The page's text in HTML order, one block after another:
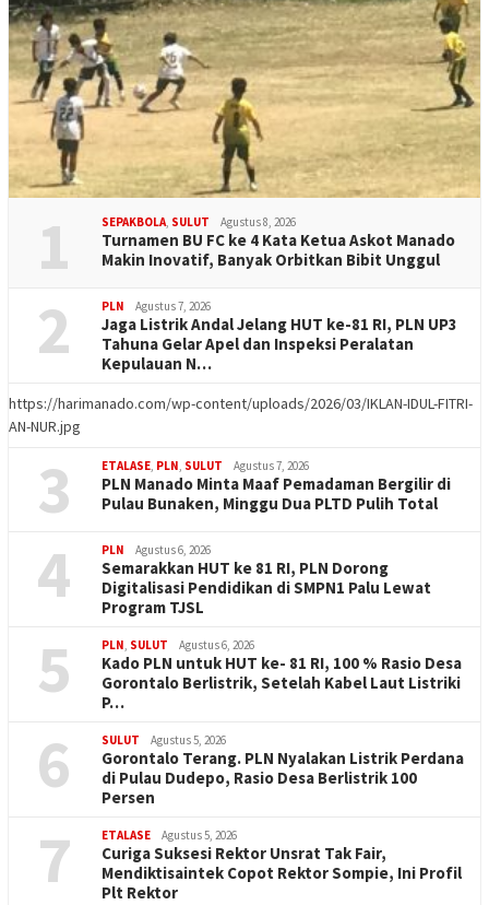
1 SEPAKBOLA, SULUT Agustus 8, 2026
Turnamen BU FC ke 4 Kata Ketua Askot Manado
Makin Inovatif, Banyak Orbitkan Bibit Unggul
2 PLN Agustus 7, 2026
Jaga Listrik Andal Jelang HUT ke-81 RI, PLN UP3
Tahuna Gelar Apel dan Inspeksi Peralatan
Kepulauan N…
https://harimanado.com/wp-content/uploads/2026/03/IKLAN-IDUL-FITRI-
AN-NUR.jpg
3 ETALASE, PLN, SULUT Agustus 7, 2026
PLN Manado Minta Maaf Pemadaman Bergilir di
Pulau Bunaken, Minggu Dua PLTD Pulih Total
4 PLN Agustus 6, 2026
Semarakkan HUT ke 81 RI, PLN Dorong
Digitalisasi Pendidikan di SMPN1 Palu Lewat
Program TJSL
5 PLN, SULUT Agustus 6, 2026
Kado PLN untuk HUT ke- 81 RI, 100 % Rasio Desa
Gorontalo Berlistrik, Setelah Kabel Laut Listriki
P…
6 SULUT Agustus 5, 2026
Gorontalo Terang. PLN Nyalakan Listrik Perdana
di Pulau Dudepo, Rasio Desa Berlistrik 100
Persen
7 ETALASE Agustus 5, 2026
Curiga Suksesi Rektor Unsrat Tak Fair,
Mendiktisaintek Copot Rektor Sompie, Ini Profil
Plt Rektor